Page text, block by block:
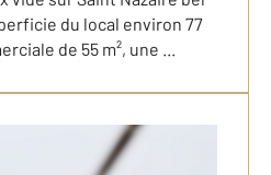
du local environ 77
de 55 m², une ...